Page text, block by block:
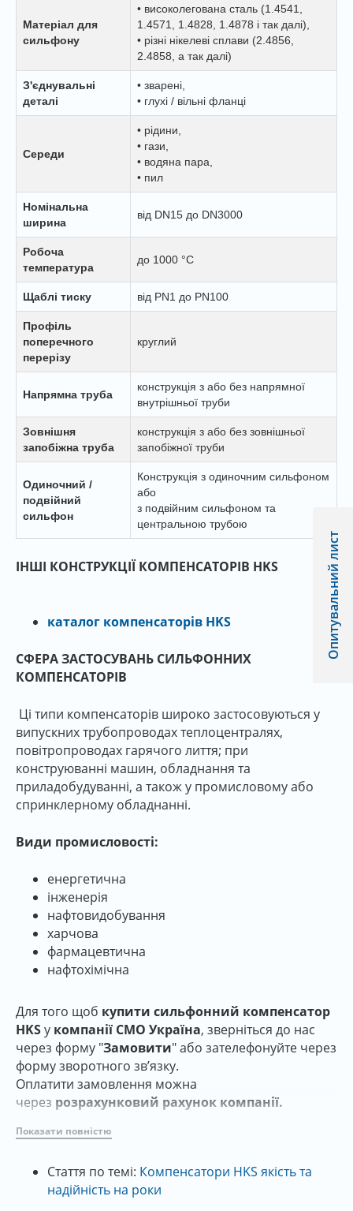
Матеріал для
сильфону
• високолегована сталь (1.4541,
1.4571, 1.4828, 1.4878 і так далі),
• різні нікелеві сплави (2.4856,
2.4858, а так далі)
З'єднувальні
деталі
• зварені,
• глухі / вільні фланці
Середи
• рідини,
• гази,
• водяна пара,
• пил
Номінальна
ширина
від DN15 до DN3000
Робоча
температура
до 1000 °C
Щаблі тиску від PN1 до PN100
Профіль
поперечного
перерізу
круглий
Напрямна труба
конструкція з або без напрямної
внутрішньої труби
Зовнішня
запобіжна труба
конструкція з або без зовнішньої
запобіжної труби
Одиночний /
подвійний
сильфон
Конструкція з одиночним сильфоном
або
з подвійним сильфоном та
центральною трубою
ІНШІ КОНСТРУКЦІЇ КОМПЕНСАТОРІВ HKS
каталог компенсаторів HKS
СФЕРА ЗАСТОСУВАНЬ СИЛЬФОННИХ
КОМПЕНСАТОРІВ
Ці типи компенсаторів широко застосовуються у
випускних трубопроводах теплоцентралях,
повітропроводах гарячого лиття; при
конструюванні машин, обладнання та
приладобудуванні, а також у промисловому або
спринклерному обладнанні.
Види промисловості:
енергетична
інженерія
нафтовидобування
харчова
фармацевтична
нафтохімічна
Для того щоб купити сильфонний компенсатор
HKSу компанії СМО Україна, зверніться до нас
через форму "Замовити" або зателефонуйте через
форму зворотного зв’язку.
Оплатити замовлення можна
через розрахунковий рахунок компанії.
Основне завдання компенсатора сильфонного
Компенсація теплового подовження/
Показати повністю
Стаття по темі: Компенсатори HKS якість та
надійність на роки
Опитувальний лист